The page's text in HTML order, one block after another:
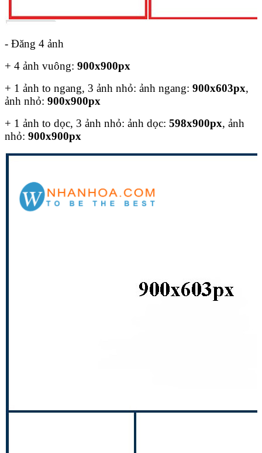
- Đăng 4 ảnh
+ 4 ảnh vuông: 900x900px
+ 1 ảnh to ngang, 3 ảnh nhỏ: ảnh ngang: 900x603px,
ảnh nhỏ: 900x900px
+ 1 ảnh to dọc, 3 ảnh nhỏ: ảnh dọc: 598x900px, ảnh
nhỏ: 900x900px